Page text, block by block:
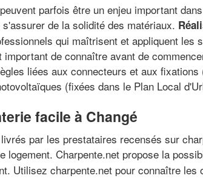
parfois être un enjeu important
s'assurer de la solidité des matériaux.
qui maîtrisent et appliquent
important de connaître avant de
liées aux connecteurs et aux
(fixées dans le Plan Local
facile à Changé
par les prestataires recensés sur
logement. Charpente.net propose la
Utilisez charpente.net pour connaître